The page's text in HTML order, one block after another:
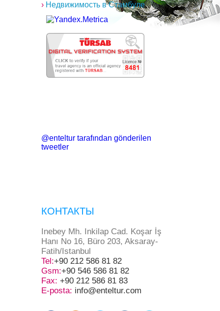
› Недвижимость в Стамбуле
@enteltur tarafından gönderilen
tweetler
КОНТАКТЫ
Inebey Mh. Inkilap Cad. Koşar İş
Hanı No 16, Büro 203, Aksaray-
Fatih/Istanbul
Tel:+90 212 586 81 82
Gsm:+90 546 586 81 82
Fax: +90 212 586 81 83
E-posta: info@enteltur.com